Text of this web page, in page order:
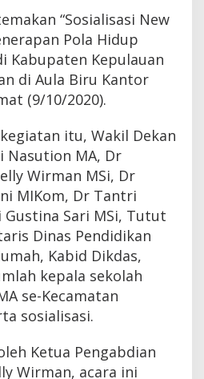
N
m
l
e
“Sosialisasi New
Pola Hidup
Kabupaten Kepulauan
di Aula Biru Kantor
(9/10/2020).
itu, Wakil Dekan
Nasution MA, Dr
Wirman MSi, Dr
MIKom, Dr Tantri
Gustina Sari MSi, Tutut
Dinas Pendidikan
Kabid Dikdas,
kepala sekolah
se-Kecamatan
sosialisasi.
Ketua Pengabdian
Wirman, acara ini